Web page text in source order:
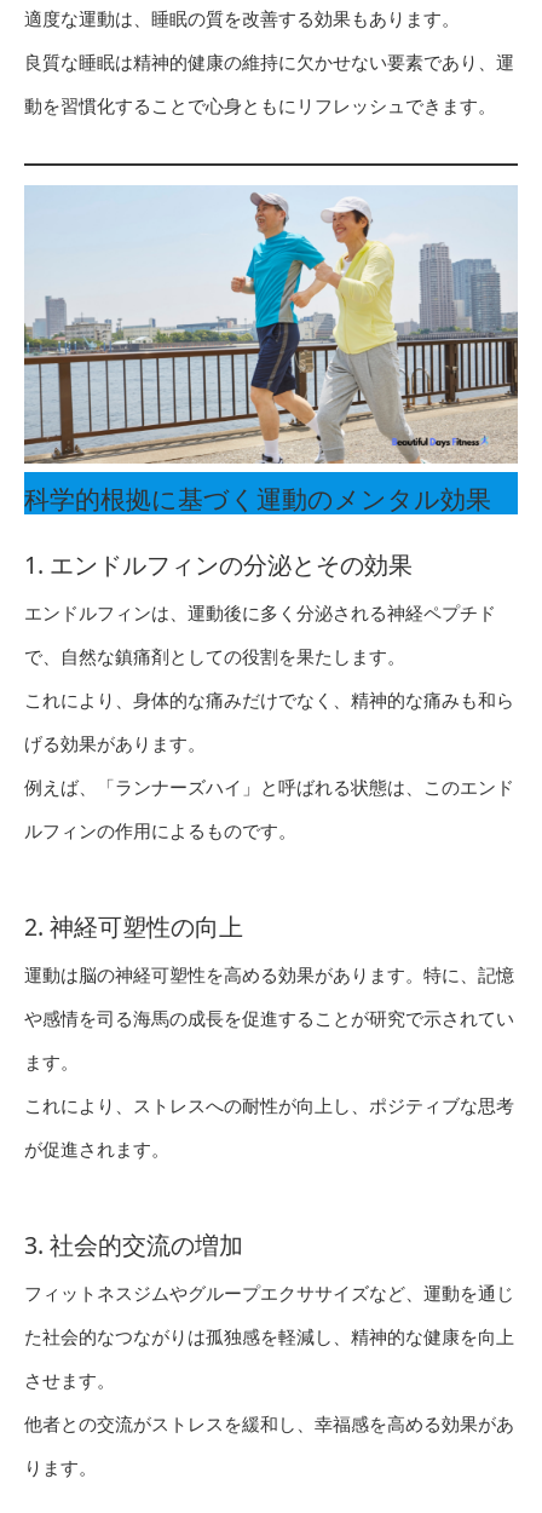
適度な運動は、睡眠の質を改善する効果もあります。
良質な睡眠は精神的健康の維持に欠かせない要素であり、運
動を習慣化することで心身ともにリフレッシュできます。
科学的根拠に基づく運動のメンタル効果
1. エンドルフィンの分泌とその効果
エンドルフィンは、運動後に多く分泌される神経ペプチド
で、自然な鎮痛剤としての役割を果たします。
これにより、身体的な痛みだけでなく、精神的な痛みも和ら
げる効果があります。
例えば、「ランナーズハイ」と呼ばれる状態は、このエンド
ルフィンの作用によるものです。
2. 神経可塑性の向上
運動は脳の神経可塑性を高める効果があります。特に、記憶
や感情を司る海馬の成長を促進することが研究で示されてい
ます。
これにより、ストレスへの耐性が向上し、ポジティブな思考
が促進されます。
3. 社会的交流の増加
フィットネスジムやグループエクササイズなど、運動を通じ
た社会的なつながりは孤独感を軽減し、精神的な健康を向上
させます。
他者との交流がストレスを緩和し、幸福感を高める効果があ
ります。